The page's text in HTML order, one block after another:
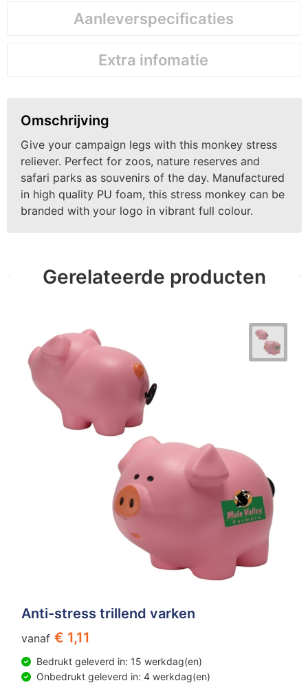
Aanleverspecificaties
Extra infomatie
Omschrijving
Give your campaign legs with this monkey stress
reliever. Perfect for zoos, nature reserves and
safari parks as souvenirs of the day. Manufactured
in high quality PU foam, this stress monkey can be
branded with your logo in vibrant full colour.
Gerelateerde producten
Anti-stress trillend varken
vanaf € 1,11
Bedrukt geleverd in: 15 werkdag(en)
Onbedrukt geleverd in: 4 werkdag(en)